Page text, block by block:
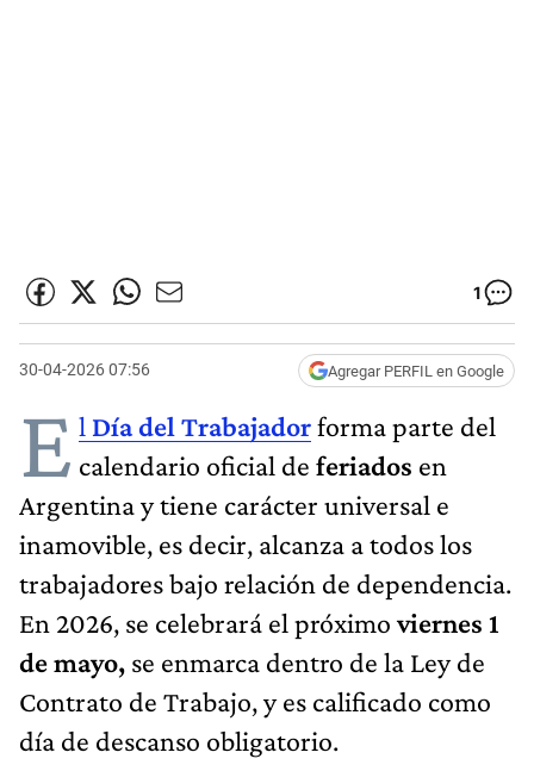
1
30-04-2026 07:56 Agregar PERFIL en Google
E l Día del Trabajadorforma parte del
calendario oficial de feriados en
Argentina y tiene carácter universal e
inamovible, es decir, alcanza a todos los
trabajadores bajo relación de dependencia.
En 2026, se celebrará el próximoviernes 1
de mayo, se enmarca dentro de la Ley de
Contrato de Trabajo, y es calificado como
día de descanso obligatorio.